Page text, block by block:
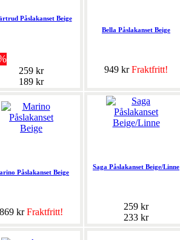
Påslakanset Beige
259 kr
189 kr
Bella Påslakanset Beige
949 krFraktfritt!
Påslakanset Beige
869 krFraktfritt!
Saga Påslakanset Beige/Linne
259 kr
233 kr